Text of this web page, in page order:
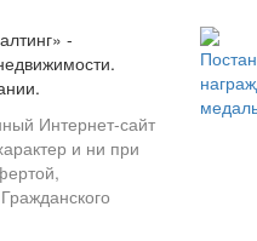
-
Интернет-сайт
и ни при